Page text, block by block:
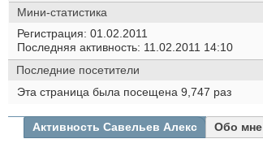
Мини-статистика
Регистрация 01.02.2011
Последняя активность 11.02.2011 14:10
Последние посетители
Эта страница была посещена 9,747 раз
Активность Савельев Алекс Обо мне